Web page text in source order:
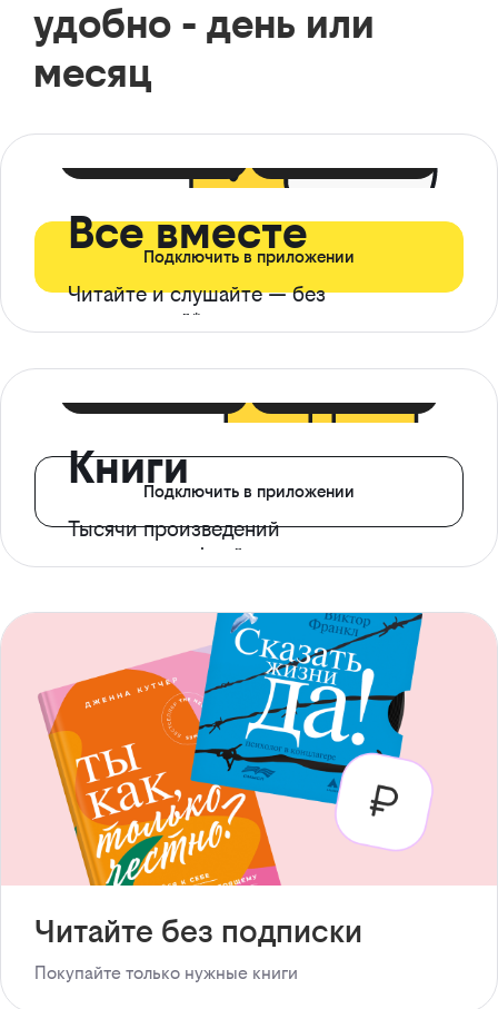
удобно - день или
месяц
Все вместе
Читайте и слушайте — без
ограничений*
Подключить в приложении
Книги
Тысячи произведений
с доступом офлайн
Подключить в приложении
Читайте без подписки
Покупайте только нужные книги